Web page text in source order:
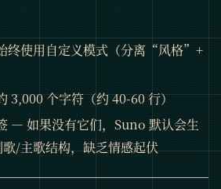
终使用自定义模式（分离“风格”+
3,000 个字符（约 40-60 行）
— 如果没有它们，Suno 默认会生
/主歌结构，缺乏情感起伏